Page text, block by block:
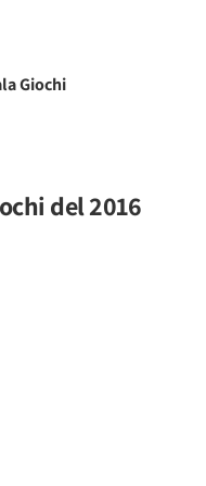
Giochi
del 2016